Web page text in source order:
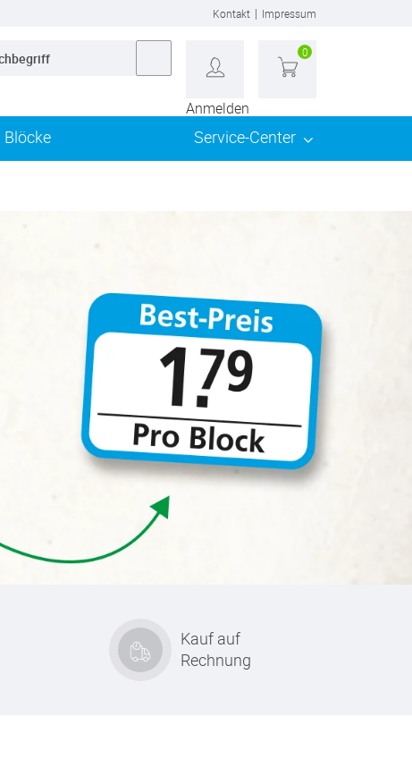
Kontakt | Impressum
Anmelden
0
Blöcke Service-Center
Kauf auf
Rechnung